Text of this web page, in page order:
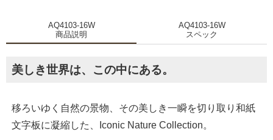
AQ4103-16W
商品説明
AQ4103-16W
スペック
美しき世界は、この中にある。
移ろいゆく自然の景物、その美しき一瞬を切り取り和紙
文字板に凝縮した、Iconic Nature Collection。